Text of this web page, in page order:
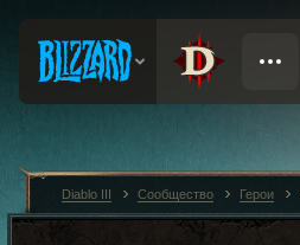
Diablo III Сообщество Герои